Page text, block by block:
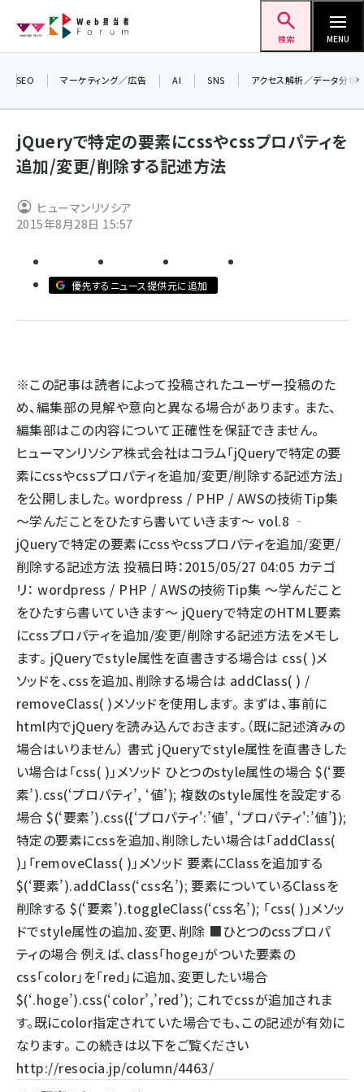
ン
検索 MENU
ai (2814)
note (2317)
llmo (1167)
SEO マーケティング／広告 AI SNS アクセス解析／データ分析
jQueryで特定の要素にcssやcssプロパティを
追加/変更/削除する記述方法
ヒューマンリソシア
2015年8月28日 15:57
優先するニュース提供元に追加
※この記事は読者によって投稿されたユーザー投稿のた
め、編集部の見解や意向と異なる場合があります。 また、
編集部はこの内容について正確性を保証できません。
ヒューマンリソシア株式会社はコラム「jQueryで特定の要
素にcssやcssプロパティを追加/変更/削除する記述方法」
を公開しました。 wordpress / PHP / AWSの技術Tip集
～学んだことをひたすら書いていきます～ vol.8 ‐
jQueryで特定の要素にcssやcssプロパティを追加/変更/
削除する記述方法 投稿日時：2015/05/27 04:05 カテゴ
リ： wordpress / PHP / AWSの技術Tip集 ～学んだこと
をひたすら書いていきます～ jQueryで特定のHTML要素
にcssプロパティを追加/変更/削除する記述方法をメモし
ます。 jQueryでstyle属性を直書きする場合は css( )メ
ソッドを、cssを追加、削除する場合は addClass( ) /
removeClass( )メソッドを使用します。 まずは、事前に
html内でjQueryを読み込んでおきます。（既に記述済みの
場合はいりません） 書式 jQueryでstyle属性を直書きした
い場合は「css( )」メソッド ひとつのstyle属性の場合 $(‘要
素’).css(‘プロパティ’, ‘値’); 複数のstyle属性を設定する
場合 $(‘要素’).css({‘プロパティ':’値’, ‘プロパティ':’値’});
特定の要素にcssを追加、削除したい場合は「addClass(
)」「removeClass( )」メソッド 要素にClassを追加する
$(‘要素’).addClass(‘css名’); 要素についているClassを
削除する $(‘要素’).toggleClass(‘css名’); 「css( )」メソッ
ドでstyle属性の追加、変更、削除 ■ひとつのcssプロパ
ティの場合 例えば、class「hoge」がついた要素の
css「color」を「red」に追加、変更したい場合
$(‘.hoge’).css(‘color’,’red’); これでcssが追加されま
す。既にcolor指定されていた場合でも、この記述が有効に
なります。 この続きは以下をご覧ください
http://resocia.jp/column/4463/